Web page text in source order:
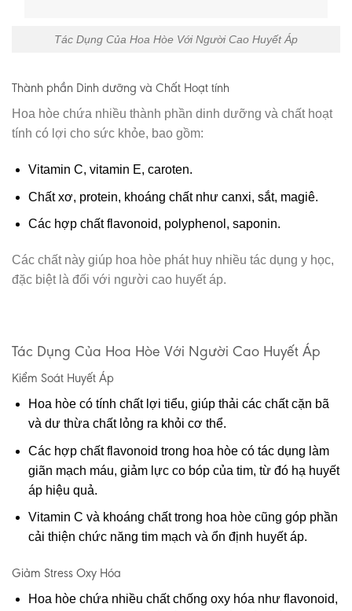
Tác Dụng Của Hoa Hòe Với Người Cao Huyết Áp
Thành phần Dinh dưỡng và Chất Hoạt tính
Hoa hòe chứa nhiều thành phần dinh dưỡng và chất hoạt
tính có lợi cho sức khỏe, bao gồm:
Vitamin C, vitamin E, caroten.
Chất xơ, protein, khoáng chất như canxi, sắt, magiê.
Các hợp chất flavonoid, polyphenol, saponin.
Các chất này giúp hoa hòe phát huy nhiều tác dụng y học,
đặc biệt là đối với người cao huyết áp.
Tác Dụng Của Hoa Hòe Với Người Cao Huyết Áp
Kiểm Soát Huyết Áp
Hoa hòe có tính chất lợi tiểu, giúp thải các chất cặn bã
và dư thừa chất lỏng ra khỏi cơ thể.
Các hợp chất flavonoid trong hoa hòe có tác dụng làm
giãn mạch máu, giảm lực co bóp của tim, từ đó hạ huyết
áp hiệu quả.
Vitamin C và khoáng chất trong hoa hòe cũng góp phần
cải thiện chức năng tim mạch và ổn định huyết áp.
Giảm Stress Oxy Hóa
Hoa hòe chứa nhiều chất chống oxy hóa như flavonoid,